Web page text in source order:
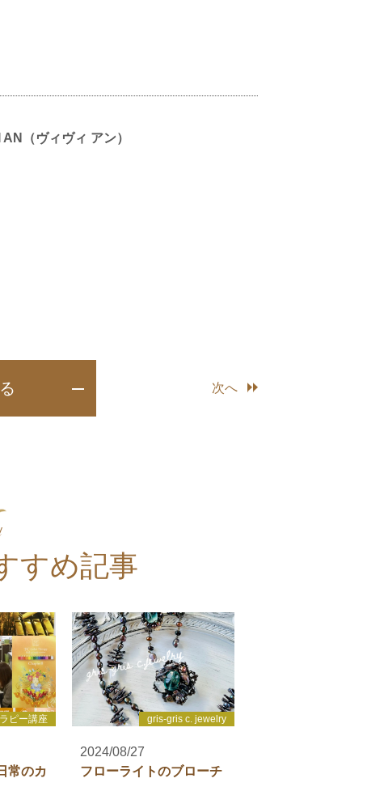
（ヴィヴィ アン）
次へ
すめ記事
ピー講座
常のカ
gris-gris c. jewelry
2024/08/27
フローライトのブローチ